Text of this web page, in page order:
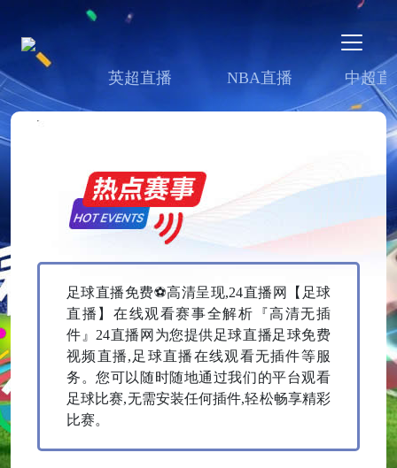
英超直播 NBA直播 中超直
足球直播免费⚽高清呈现,24直播网【足球
直播】在线观看赛事全解析『高清无插
件』24直播网为您提供足球直播足球免费
视频直播,足球直播在线观看无插件等服
务。您可以随时随地通过我们的平台观看
足球比赛,无需安装任何插件,轻松畅享精彩
比赛。